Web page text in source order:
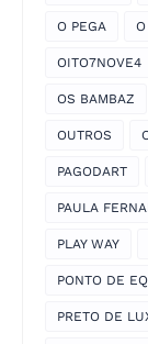
O PEGA
OITO7NOVE4
OS BAMBAZ
OUTROS
PAGODART
PAULA
PLAY WAY
PONTO DE
PRETO DE